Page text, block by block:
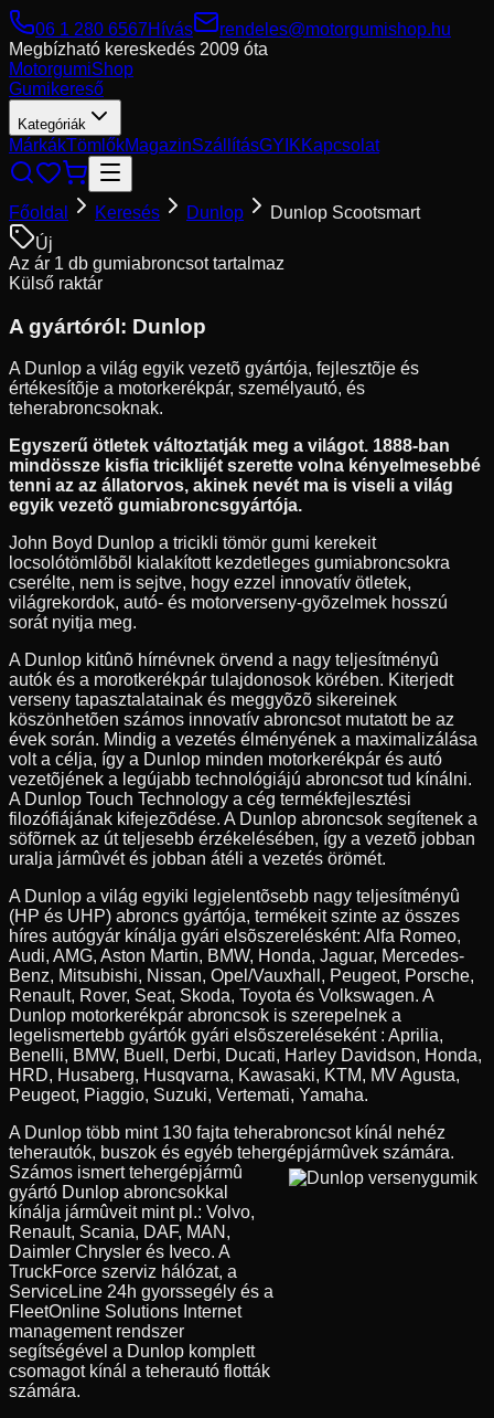
06 1 280 6567Hívás
rendeles@motorgumishop.hu
Megbízható kereskedés 2009 óta
MotorgumiShop
Gumikereső
Kategóriák
MárkákTömlőkMagazinSzállításGYIKKapcsolat
Főoldal Keresés Dunlop
Dunlop Scootsmart
Új
Az ár 1 db gumiabroncsot tartalmaz
Külső raktár
A gyártóról: Dunlop
A Dunlop a világ egyik vezetõ gyártója, fejlesztõje és
értékesítõje a motorkerékpár, személyautó, és
teherabroncsoknak.
Egyszerű ötletek változtatják meg a világot. 1888-ban
mindössze kisfia triciklijét szerette volna kényelmesebbé
tenni az az állatorvos, akinek nevét ma is viseli a világ
egyik vezetõ gumiabroncsgyártója.
John Boyd Dunlop a tricikli tömör gumi kerekeit
locsolótömlõbõl kialakított kezdetleges gumiabroncsokra
cserélte, nem is sejtve, hogy ezzel innovatív ötletek,
világrekordok, autó- és motorverseny-gyõzelmek hosszú
sorát nyitja meg.
A Dunlop kitûnõ hírnévnek örvend a nagy teljesítményû
autók és a morotkerékpár tulajdonosok körében. Kiterjedt
verseny tapasztalatainak és meggyõzõ sikereinek
köszönhetõen számos innovatív abroncsot mutatott be az
évek során. Mindig a vezetés élményének a maximalizálása
volt a célja, így a Dunlop minden motorkerékpár és autó
vezetõjének a legújabb technológiájú abroncsot tud kínálni.
A Dunlop Touch Technology a cég termékfejlesztési
filozófiájának kifejezõdése. A Dunlop abroncsok segítenek a
söfõrnek az út teljesebb érzékelésében, így a vezetõ jobban
uralja jármûvét és jobban átéli a vezetés örömét.
A Dunlop a világ egyiki legjelentõsebb nagy teljesítményû
(HP és UHP) abroncs gyártója, termékeit szinte az összes
híres autógyár kínálja gyári elsõszerelésként: Alfa Romeo,
Audi, AMG, Aston Martin, BMW, Honda, Jaguar, Mercedes-
Benz, Mitsubishi, Nissan, Opel/Vauxhall, Peugeot, Porsche,
Renault, Rover, Seat, Skoda, Toyota és Volkswagen. A
Dunlop motorkerékpár abroncsok is szerepelnek a
legelismertebb gyártók gyári elsõszereléseként : Aprilia,
Benelli, BMW, Buell, Derbi, Ducati, Harley Davidson, Honda,
HRD, Husaberg, Husqvarna, Kawasaki, KTM, MV Agusta,
Peugeot, Piaggio, Suzuki, Vertemati, Yamaha.
A Dunlop több mint 130 fajta teherabroncsot kínál nehéz
teherautók, buszok és egyéb tehergépjármûvek számára.
Számos ismert tehergépjármû
gyártó Dunlop abroncsokkal
kínálja jármûveit mint pl.: Volvo,
Renault, Scania, DAF, MAN,
Daimler Chrysler és Iveco. A
TruckForce szerviz hálózat, a
ServiceLine 24h gyorssegély és a
FleetOnline Solutions Internet
management rendszer
segítségével a Dunlop komplett
csomagot kínál a teherautó flották
számára.